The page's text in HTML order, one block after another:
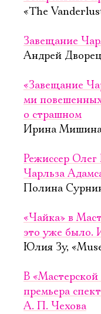
«The
Завещание
Андрей
«Завещание
ми
о страшном
Ирина
Режиссер
Чарльза
Полина
«Чайка» в
это уже было.
Юлия Зу,
В
премьера
А. П. Чехова